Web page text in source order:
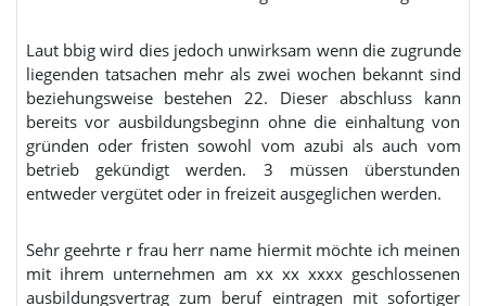
Laut bbig wird dies jedoch unwirksam wenn die zugrunde
liegenden tatsachen mehr als zwei wochen bekannt sind
beziehungsweise bestehen 22. Dieser abschluss kann
bereits vor ausbildungsbeginn ohne die einhaltung von
gründen oder fristen sowohl vom azubi als auch vom
betrieb gekündigt werden. 3 müssen überstunden
entweder vergütet oder in freizeit ausgeglichen werden.
Sehr geehrte r frau herr name hiermit möchte ich meinen
mit ihrem unternehmen am xx xx xxxx geschlossenen
ausbildungsvertrag zum beruf eintragen mit sofortiger